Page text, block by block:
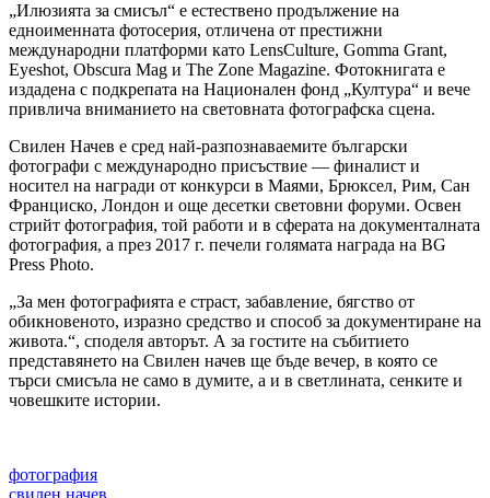
„Илюзията за смисъл“ е естествено продължение на
едноименната фотосерия, отличена от престижни
международни платформи като LensCulture, Gomma Grant,
Eyeshot, Obscura Mag и The Zone Magazine. Фотокнигата е
издадена с подкрепата на Национален фонд „Култура“ и вече
привлича вниманието на световната фотографска сцена.
Свилен Начев е сред най-разпознаваемите български
фотографи с международно присъствие — финалист и
носител на награди от конкурси в Маями, Брюксел, Рим, Сан
Франциско, Лондон и още десетки световни форуми. Освен
стрийт фотография, той работи и в сферата на документалната
фотография, а през 2017 г. печели голямата награда на BG
Press Photo.
„За мен фотографията е страст, забавление, бягство от
обикновеното, изразно средство и способ за документиране на
живота.“, споделя авторът. А за гостите на събитието
представянето на Свилен начев ще бъде вечер, в която се
търси смисъла не само в думите, а и в светлината, сенките и
човешките истории.
фотография